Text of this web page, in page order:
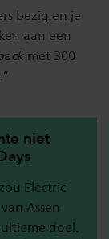
bezig en je
aan een
met 300
niet
Electric
Assen
doel.